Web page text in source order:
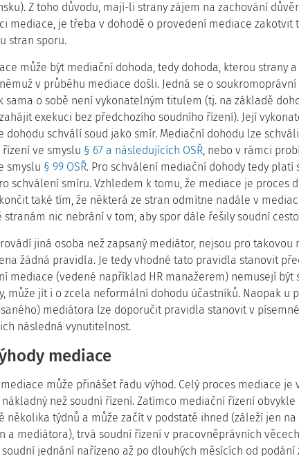
Z toho důvodu, mají-li strany zájem na zachování
mediace, je třeba v dohodě o provedení mediace zakotvit
stran sporu.
může být mediační dohoda, tedy dohoda, kterou strany
v průběhu mediace došli. Jedná se o
sama o sobě není vykonatelným titulem (tj. na základě
exekuci bez předchozího soudního řízení). Její
dohodu schválí soud jako smír. Mediační dohodu lze
ve smyslu § 67 a následujících OSŘ, nebo v rámci
smyslu § 99 OSŘ. Pro schválení mediační dohody tedy platí
schválení smíru. Vzhledem k tomu, že mediace je proces
také tím, že některá ze stran odmítne nadále v
nic nebrání v tom, aby spor dále řešily soudní
jiná osoba než zapsaný mediátor, nejsou pro takovou
žádná pravidla. Je tedy vhodné tato pravidla stanovit
mediace (vedené například HR manažerem) nemusejí být
může jít i o zcela neformální dohodu účastníků. Naopak u
mediátora lze doporučit pravidla stanovit v
následná vynutitelnost.
mediace
může přinášet řadu výhod. Celý proces mediace je
než soudní řízení. Zatímco mediační řízení
několika týdnů a může začít v podstatě ihned (záleží jen na
a mediátora), trvá soudní řízení v pracovněprávních
jednání nařízeno až po dlouhých měsících od podání